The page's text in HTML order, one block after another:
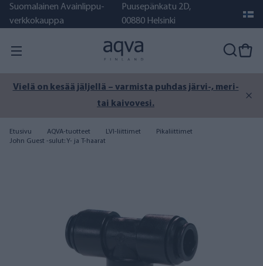
Suomalainen Avainlippu-
verkkokauppa
Puusepänkatu 2D,
00880 Helsinki
Vielä on kesää jäljellä – varmista puhdas järvi-, meri-
tai kaivovesi.
Etusivu AQVA-tuotteet LVI-liittimet
Pikaliittimet
John Guest -sulut: Y- ja T-haarat